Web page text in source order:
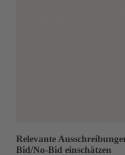
Relevante
Bid/No-Bid einschätzen